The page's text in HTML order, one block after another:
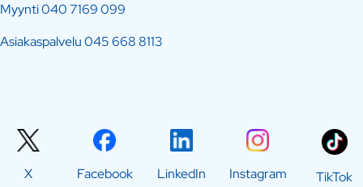
Myynti040 7169 099
Asiakaspalvelu045 668 8113
X Facebook LinkedIn Instagram TikTok